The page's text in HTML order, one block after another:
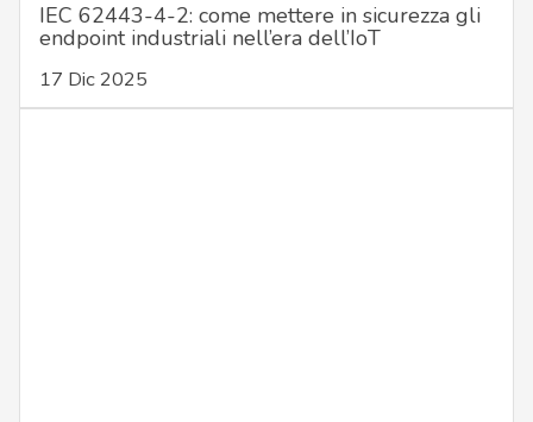
IEC 62443-4-2: come mettere in sicurezza gli
endpoint industriali nell’era dell’IoT
17 Dic 2025